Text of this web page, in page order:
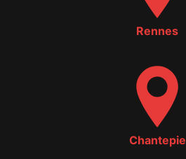
Rennes
Chantepie